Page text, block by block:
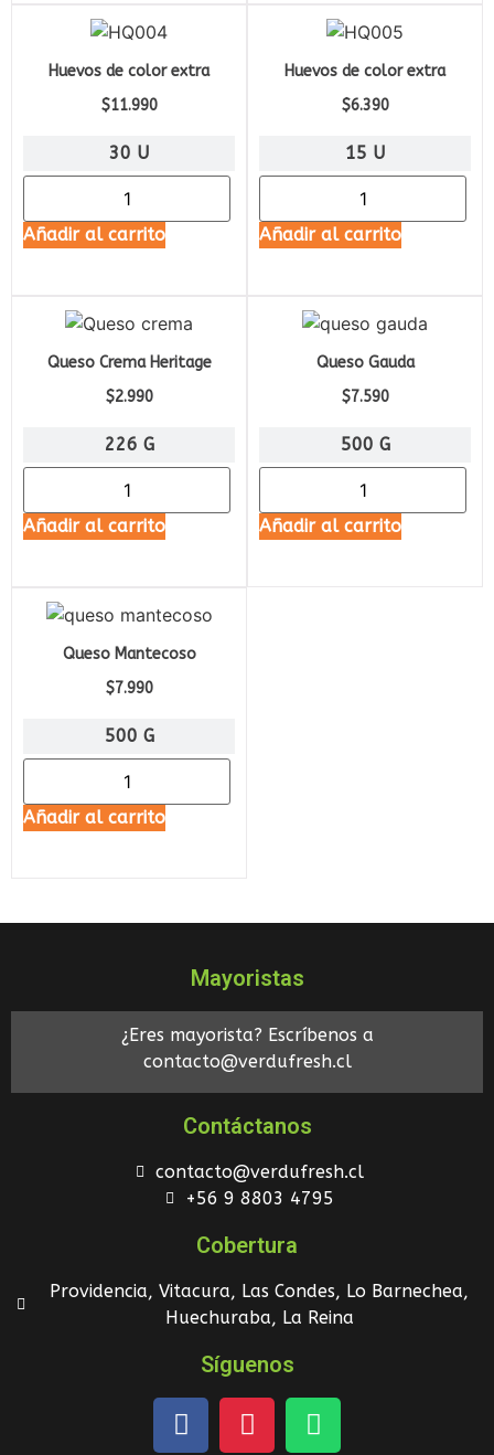
Huevos de color extra
$11.990
30 U
Añadir al carrito
Huevos de color extra
$6.390
15 U
Añadir al carrito
Queso Crema Heritage
$2.990
226 G
Añadir al carrito
Queso Gauda
$7.590
500 G
Añadir al carrito
Queso Mantecoso
$7.990
500 G
Añadir al carrito
Mayoristas
¿Eres mayorista? Escríbenos a
contacto@verdufresh.cl
Contáctanos
contacto@verdufresh.cl
+56 9 8803 4795
Cobertura
Providencia, Vitacura, Las Condes, Lo Barnechea,
Huechuraba, La Reina
Síguenos